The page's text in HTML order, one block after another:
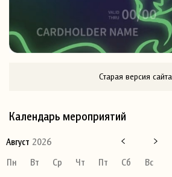
Старая версия сайта
Календарь мероприятий
Август 2026
Пн
Вт Ср Чт Пт Сб
Вс